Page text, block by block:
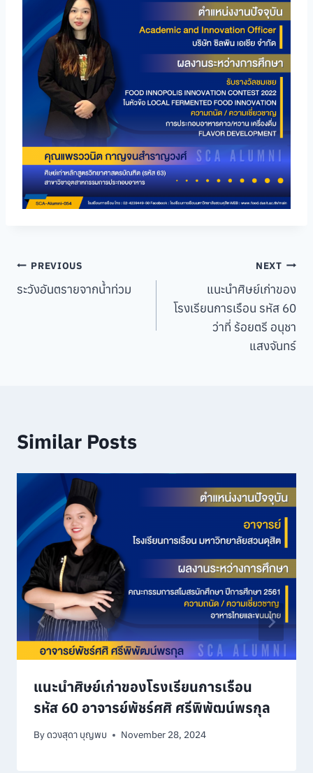
Post
navigation
PREVIOUS
ระวังอันตรายจากน้ำท่วม
NEXT
แนะนำศิษย์เก่าของ
โรงเรียนการเรือน รหัส 60
ว่าที่ ร้อยตรี อนุชา
แสงจันทร์
Similar Posts
แนะนำศิษย์เก่าของโรงเรียนการเรือน
รหัส 60 อาจารย์พัชร์ศศิ ศรีพิพัฒน์พรกุล
Byดวงสุดา บุญพบ November 28, 2024